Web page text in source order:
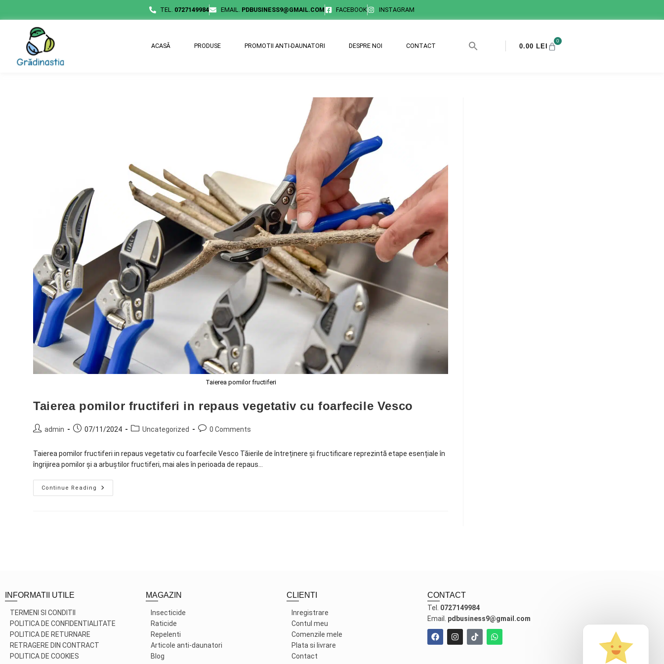
TEL. 0727149984 EMAIL. PDBUSINESS9@GMAIL.COM FACEBOOK INSTAGRAM
ACASĂ PRODUSE PROMOTII ANTI-DAUNATORI DESPRE NOI CONTACT 0.00 LEI
0
Taierea pomilor fructiferi
Taierea pomilor fructiferi in repaus vegetativ cu foarfecile Vesco
admin 07/11/2024 Uncategorized 0 Comments
Taierea pomilor fructiferi in repaus vegetativ cu foarfecile Vesco Tăierile de întreținere și fructificare reprezintă etape esențiale în
îngrijirea pomilor și a arbuștilor fructiferi, mai ales în perioada de repaus…
Continue Reading
INFORMATII UTILE
TERMENI SI CONDITII
POLITICA DE CONFIDENTIALITATE
POLITICA DE RETURNARE
RETRAGERE DIN CONTRACT
POLITICA DE COOKIES
MAGAZIN
Insecticide
Raticide
Repelenti
Articole anti-daunatori
Blog
CLIENTI
Inregistrare
Contul meu
Comenzile mele
Plata si livrare
Contact
CONTACT
Tel. 0727149984
Email. pdbusiness9@gmail.com